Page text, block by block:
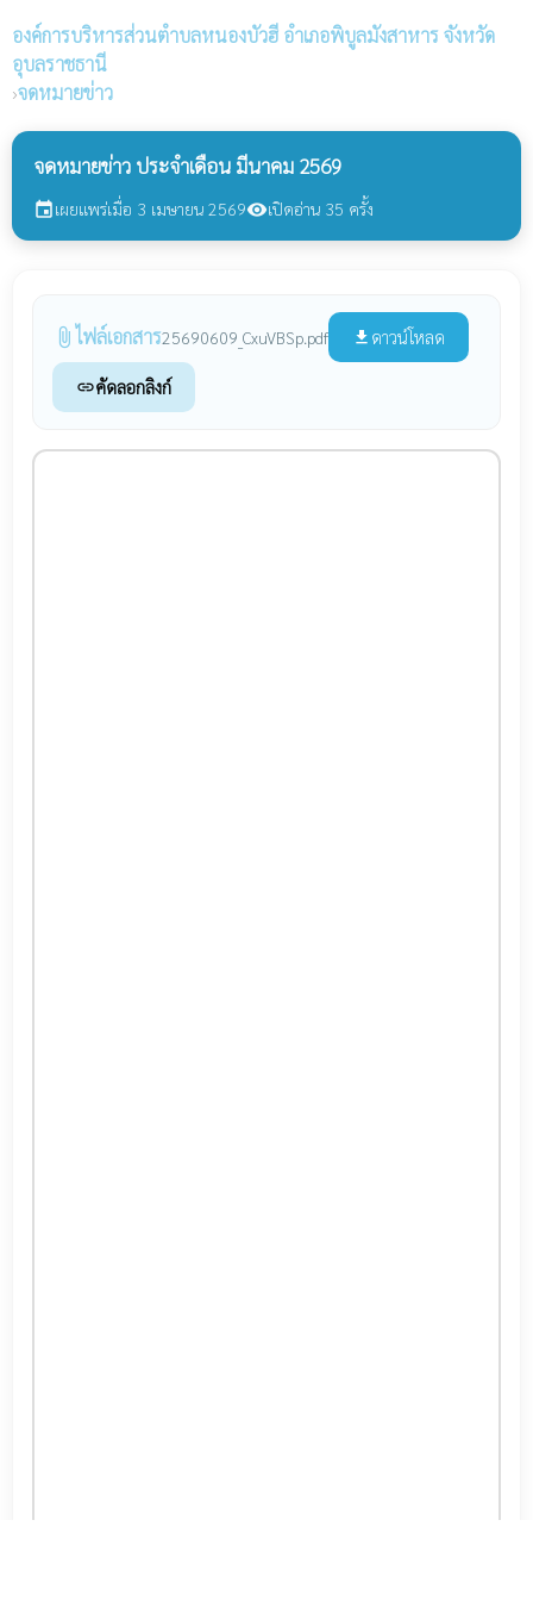
องค์การบริหารส่วนตำบลหนองบัวฮี อำเภอพิบูลมังสาหาร จังหวัด
อุบลราชธานี
›จดหมายข่าว
จดหมายข่าว ประจำเดือน มีนาคม 2569
eventเผยแพร่เมื่อ 3 เมษายน 2569visibilityเปิดอ่าน 35 ครั้ง
attach_file ไฟล์เอกสาร25690609_CxuVBSp.pdf file_download ดาวน์โหลด
linkคัดลอกลิงก์